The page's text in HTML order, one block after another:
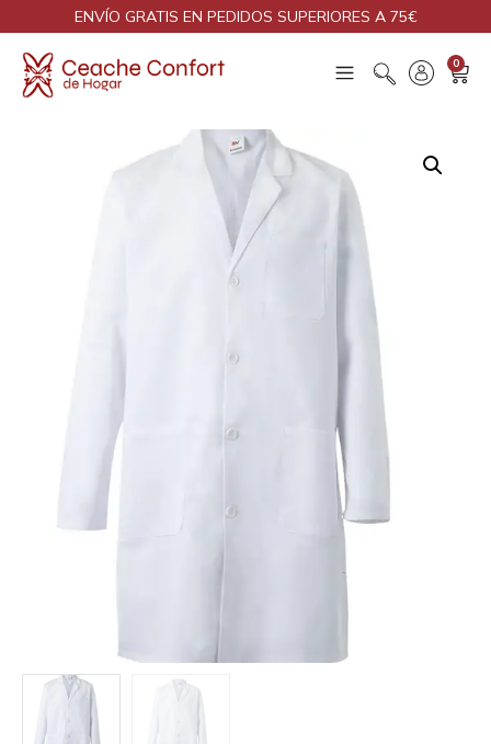
ENVÍO GRATIS EN PEDIDOS SUPERIORES A 75€
0